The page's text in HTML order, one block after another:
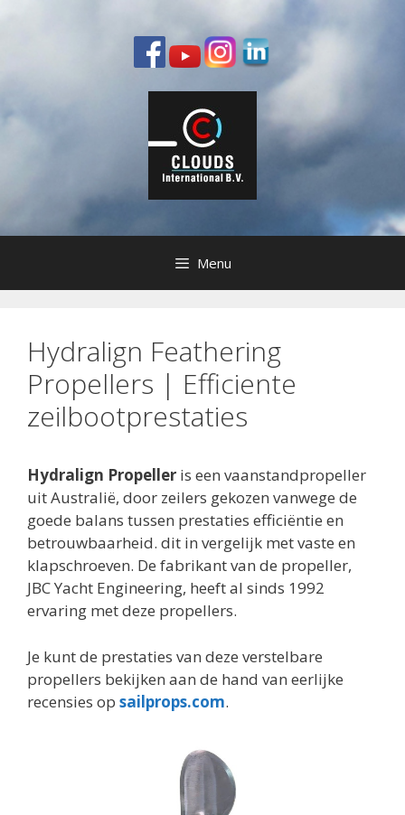
Menu
Hydralign Feathering
Propellers | Efficiente
zeilbootprestaties
Hydralign Propeller is een vaanstandpropeller
uit Australië, door zeilers gekozen vanwege de
goede balans tussen prestaties efficiëntie en
betrouwbaarheid. dit in vergelijk met vaste en
klapschroeven. De fabrikant van de propeller,
JBC Yacht Engineering, heeft al sinds 1992
ervaring met deze propellers.
Je kunt de prestaties van deze verstelbare
propellers bekijken aan de hand van eerlijke
recensies op sailprops.com.